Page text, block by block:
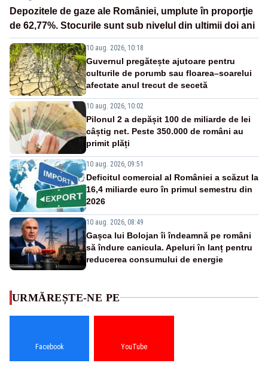
Depozitele de gaze ale României, umplute în proporţie
de 62,77%. Stocurile sunt sub nivelul din ultimii doi ani
10 aug. 2026, 10:18
Guvernul pregătește ajutoare pentru
culturile de porumb sau floarea–soarelui
afectate anul trecut de secetă
10 aug. 2026, 10:02
Pilonul 2 a depășit 100 de miliarde de lei
câștig net. Peste 350.000 de români au
primit plăți
10 aug. 2026, 09:51
Deficitul comercial al României a scăzut la
16,4 miliarde euro în primul semestru din
2026
10 aug. 2026, 08:49
Gașca lui Bolojan îi îndeamnă pe români
să îndure canicula. Apeluri în lanț pentru
reducerea consumului de energie
URMĂREȘTE-NE PE
Facebook YouTube